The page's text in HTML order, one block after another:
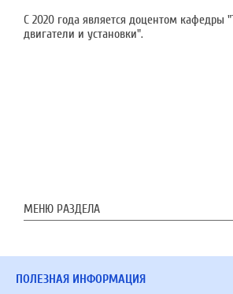
С 2020 года является доцентом кафедры
двигатели и установки".
МЕНЮ РАЗДЕЛА
ПОЛЕЗНАЯ ИНФОРМАЦИЯ